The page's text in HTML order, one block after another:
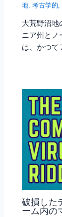
地,考古学的,
大荒野沼地
ニア州とノ
は、かつ
破損した
ーム内の